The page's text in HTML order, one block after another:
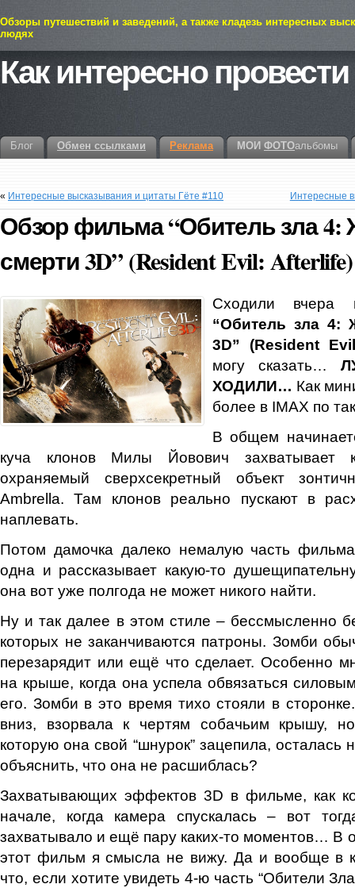
Обзоры путешествий и заведений, а также кладезь интересных
людях
Как интересно
Блог Обмен ссылками Реклама МОИ ФОТОальбомы
« Интересные высказывания и цитаты Гёте #110 Интересные
Обзор фильма “Обитель зла 4:
смерти 3D” (Resident Evil: Afterlife)
Сходили
“Обитель зла 4:
3D” (Resident
могу сказать…
ХОДИЛИ… Как
более в IMAX по
В общем
куча клонов Милы Йовович захватывает
охраняемый сверхсекретный объект
Ambrella. Там клонов реально пускают в
наплевать.
Потом дамочка далеко немалую часть
одна и рассказывает какую-то
она вот уже полгода не может никого найти.
Ну и так далее в этом стиле – бессмысленно
которых не заканчиваются патроны. Зомби
перезарядит или ещё что сделает. Особенно
на крыше, когда она успела обвязаться
его. Зомби в это время тихо стояли в
вниз, взорвала к чертям собачьим крышу,
которую она свой “шнурок” зацепила, осталась
объяснить, что она не расшиблась?
Захватывающих эффектов 3D в фильме, как
начале, когда камера спускалась – вот
захватывало и ещё пару каких-то моментов… В
этот фильм я смысла не вижу. Да и вообще в
что, если хотите увидеть 4-ю часть “Обители